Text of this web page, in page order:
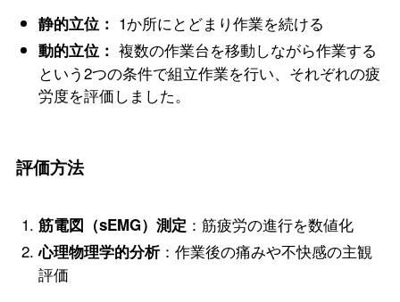
静的立位： 1か所にとどまり作業を続ける
動的立位： 複数の作業台を移動しながら作業する
という2つの条件で組立作業を行い、それぞれの疲
労度を評価しました。
評価方法
筋電図（sEMG）測定 ：筋疲労の進行を数値化
心理物理学的分析：作業後の痛みや不快感の主観
評価